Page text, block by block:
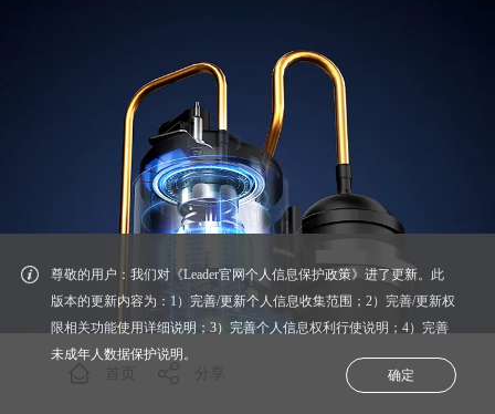
尊敬的用户：我们对《Leader官网个人信息保护政策》进了更新。此
版本的更新内容为：1）完善/更新个人信息收集范围；2）完善/更新权
限相关功能使用详细说明；3）完善个人信息权利行使说明；4）完善
未成年人数据保护说明。
确定